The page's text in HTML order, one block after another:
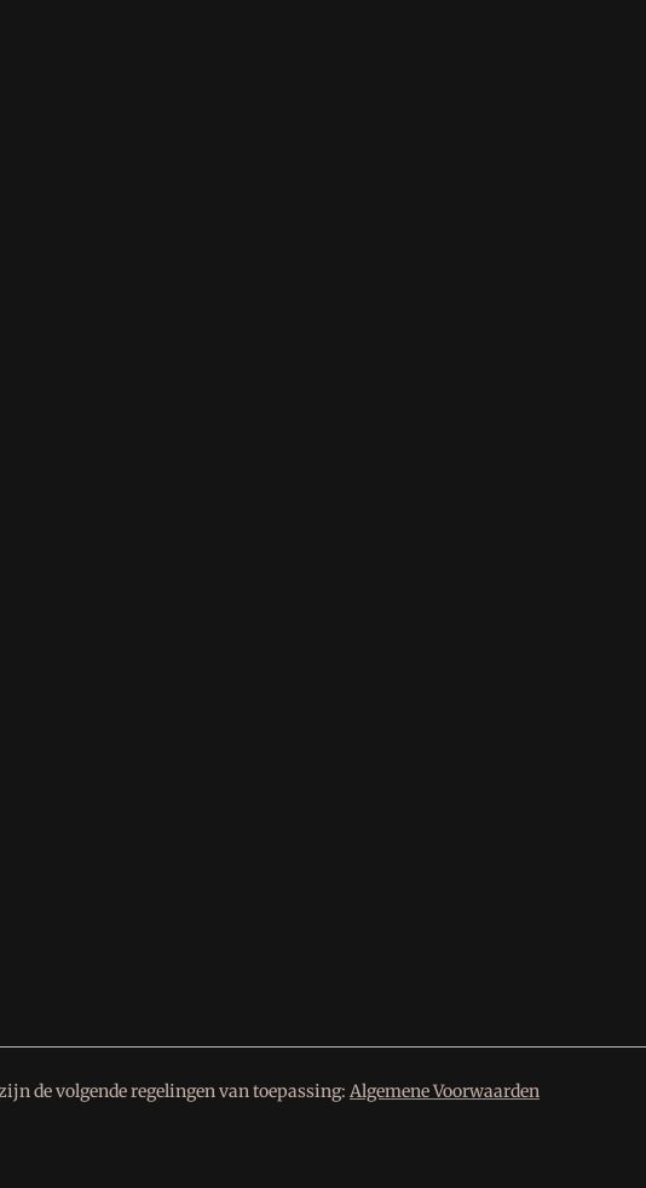
de volgende regelingen van toepassing: Algemene Voorwaarden